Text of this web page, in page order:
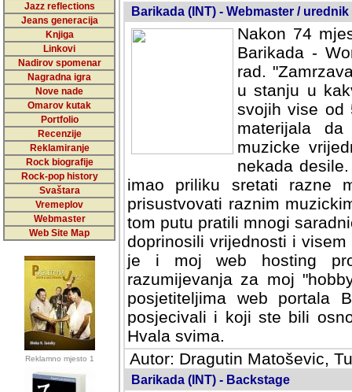
Jazz reflections
Jeans generacija
Knjiga
Linkovi
Nadirov spomenar
Nagradna igra
Nove nade
Omarov kutak
Portfolio
Recenzije
Reklamiranje
Rock biografije
Rock-pop history
Svaštara
Vremeplov
Webmaster
Web Site Map
Reklamno mjesto 1
Barikada (INT) - Webmaster / urednik
Nakon 74
Barikada -
rad.
u stanju u
svojih vise od
materijala
muzicke
nekada
imao priliku sretati razne
prisustvovati raznim
tom putu pratili mnogi
doprinosili vrijednosti i
je i moj web hosting
razumijevanja za moj
posjetiteljima web portala
posjecivali i koji ste bili
Hvala svima.
Autor: Dragutin Matoševic,
Barikada (INT) - Backstage